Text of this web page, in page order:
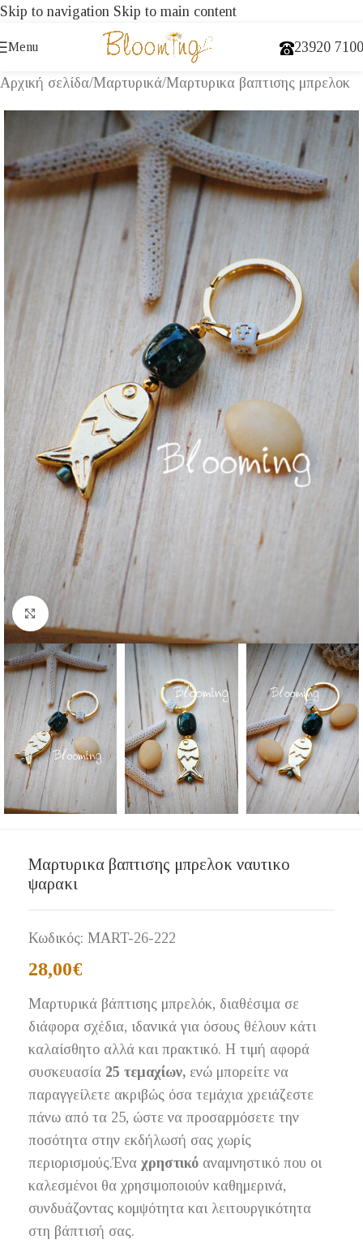
Skip to navigation Skip to main content
Menu 23920
Αρχική σελίδα/Μαρτυρικά/Μαρτυρικα βαπτισης μπρελοκ
Click to enlarge
Μαρτυρικα βαπτισης μπρελοκ ναυτικο
ψαρακι
Κωδικός: MART-26-222
28,00€
Μαρτυρικά βάπτισης μπρελόκ, διαθέσιμα σε
διάφορα σχέδια, ιδανικά για όσους θέλουν κάτι
καλαίσθητο αλλά και πρακτικό. Η τιμή αφορά
συσκευασία 25 τεμαχίων, ενώ μπορείτε να
παραγγείλετε ακριβώς όσα τεμάχια χρειάζεστε
πάνω από τα 25, ώστε να προσαρμόσετε την
ποσότητα στην εκδήλωσή σας χωρίς
περιορισμούς.Ένα χρηστικό αναμνηστικό που οι
καλεσμένοι θα χρησιμοποιούν καθημερινά,
συνδυάζοντας κομψότητα και λειτουργικότητα
στη βάπτισή σας.